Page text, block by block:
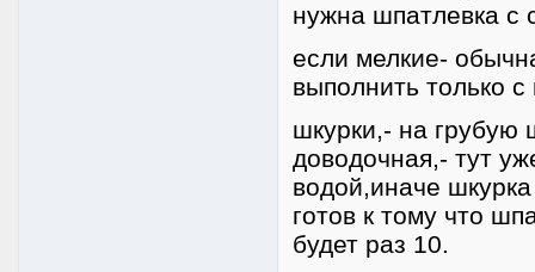
нужна шпатлевка с
если мелкие-
выполнить только
шкурки,- на грубую
доводочная,- тут
водой,иначе
готов к тому что
будет раз 10.